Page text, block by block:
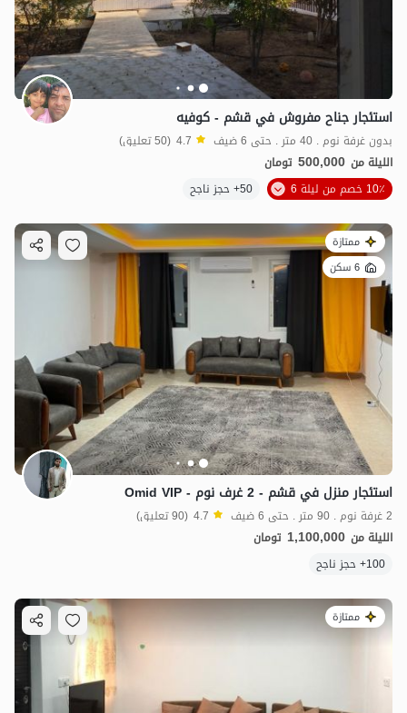
استئجار جناح مفروش في قشم - كوفيه
بدون غرفة نوم . 40 متر . حتى 6 ضيف 4.7 (50 تعليق)
الليلة من 500,000 تومان
10٪ خصم من ليلة 6
50+ حجز ناجح
ممتازة
6 سكن
استئجار منزل في قشم - 2 غرف نوم - Omid VIP
2 غرفة نوم . 90 متر . حتى 6 ضيف 4.7 (90 تعليق)
الليلة من 1,100,000 تومان
100+ حجز ناجح
ممتازة